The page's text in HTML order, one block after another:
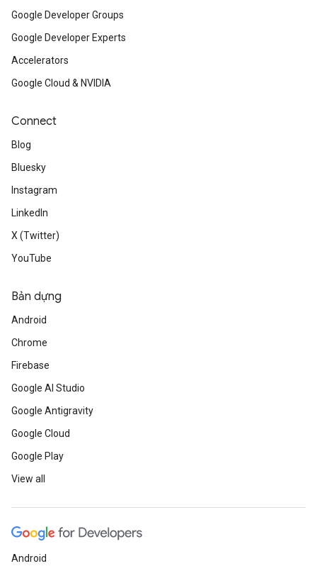
Google Developer Groups
Google Developer Experts
Accelerators
Google Cloud & NVIDIA
Connect
Blog
Bluesky
Instagram
LinkedIn
X (Twitter)
YouTube
Bản dựng
Android
Chrome
Firebase
Google AI Studio
Google Antigravity
Google Cloud
Google Play
View all
Android